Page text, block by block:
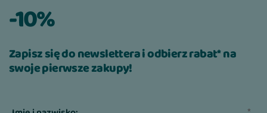
treningu
Dostarczenie wartościowego białka
-10%
Zapisz się do newslettera i odbierz rabat* na
swoje pierwsze zakupy!